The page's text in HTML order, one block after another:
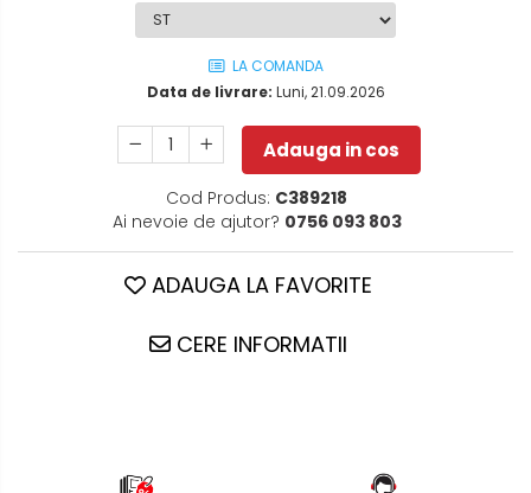
LA COMANDA
Data de livrare: Luni, 21.09.2026
Adauga in cos
Cod Produs: C389218
Ai nevoie de ajutor? 0756 093 803
ADAUGA LA FAVORITE
CERE INFORMATII